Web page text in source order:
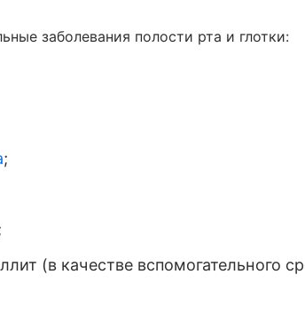
заболевания полости рта и глотки:
;
(в качестве вспомогательного